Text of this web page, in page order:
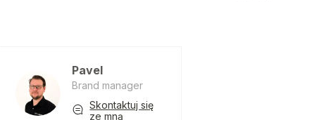
Pavel
Brand manager
Skontaktuj się
ze mną